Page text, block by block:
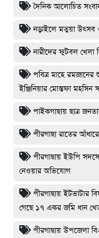
দৈনিক আলোচিত
নড়াইলে মতুয়া উৎসব
নারীদের ফুটবল খেলা
পবিত্র মাহে রমজানের
ইঞ্জিনিয়ার মোস্তফা মহসিন
পাইকগাছায় ছাত্র
পীরগাছা রাতের
পীরগাছায় ইউপি
নেওয়ার অভিযোগ
পীরগাছায় ইটভাটার
গেছে ১৭ একর জমি ধান
পীরগাছায় উপজেলা